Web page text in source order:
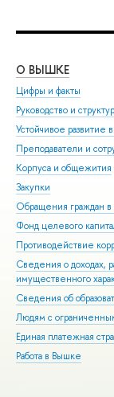
О ВЫШКЕ
Цифры и факты
Руководство и
Устойчивое
Преподаватели и
Корпуса и общежития
Закупки
Обращения граждан
Фонд целевого
Противодействие
Сведения о доходах,
имущественного
Сведения об
Людям с
Единая платежная
Работа в Вышке